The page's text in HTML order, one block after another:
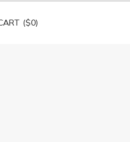
($0)